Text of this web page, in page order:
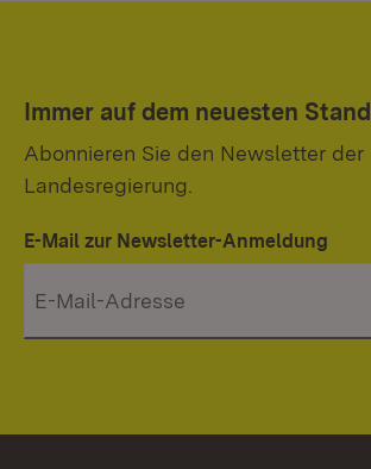
Immer auf dem neuesten Stand
Abonnieren Sie den Newsletter der
Landesregierung.
E-Mail zur Newsletter-Anmeldung